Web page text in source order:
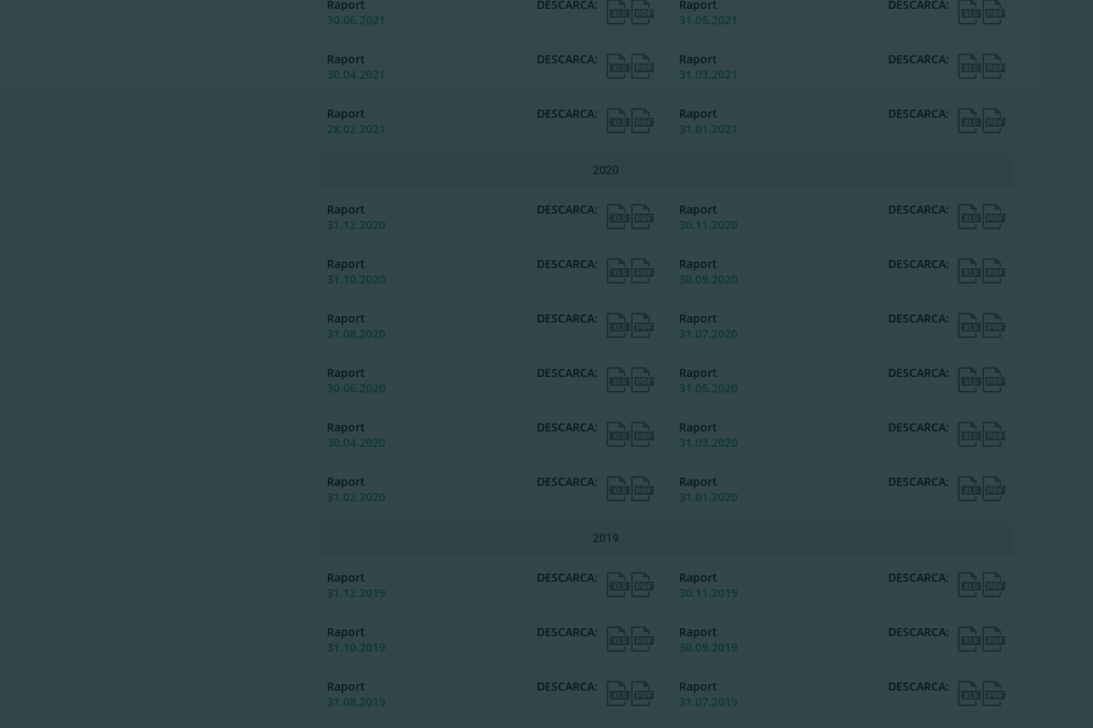
Raport
30.06.2021
DESCARCA:
Raport
31.05.2021
DESCARCA:
Raport
30.04.2021
DESCARCA:
Raport
31.03.2021
DESCARCA:
Raport
28.02.2021
DESCARCA:
Raport
31.01.2021
DESCARCA:
2020
Raport
31.12.2020
DESCARCA:
Raport
30.11.2020
DESCARCA:
Raport
31.10.2020
DESCARCA:
Raport
30.09.2020
DESCARCA:
Raport
31.08.2020
DESCARCA:
Raport
31.07.2020
DESCARCA:
Raport
30.06.2020
DESCARCA:
Raport
31.05.2020
DESCARCA:
Raport
30.04.2020
DESCARCA:
Raport
31.03.2020
DESCARCA:
Raport
31.02.2020
DESCARCA:
Raport
31.01.2020
DESCARCA:
2019
Raport
31.12.2019
DESCARCA:
Raport
30.11.2019
DESCARCA:
Raport
31.10.2019
DESCARCA:
Raport
30.09.2019
DESCARCA:
Raport
31.08.2019
DESCARCA:
Raport
31.07.2019
DESCARCA: